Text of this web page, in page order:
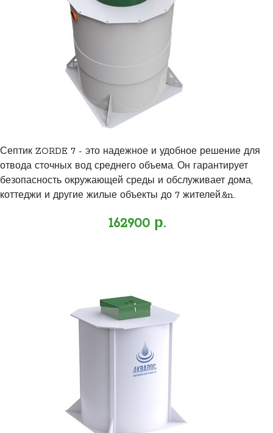
Септик ZORDE 7 - это надежное и удобное решение для
отвода сточных вод среднего объема. Он гарантирует
безопасность окружающей среды и обслуживает дома,
коттеджи и другие жилые объекты до 7 жителей.&n..
162900 р.